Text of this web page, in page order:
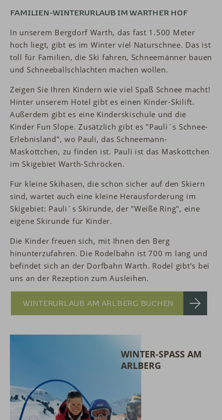
FAMILIEN-WINTERURLAUB IM WARTHER HOF
In unserem Bergdorf Warth, das fast 1.500 Meter
hoch liegt, gibt es im Winter viel Naturschnee. Das ist
toll für Familien, die Ski fahren, Schneemänner bauen
und Schneeballschlachten machen wollen.
Zeigen Sie Ihren Kindern wie viel Spaß Schnee macht!
Hinter unserem Hotel gibt es einen Kinder-Skilift.
Außerdem gibt es eine Kinderskischule und die
Kinder Fun Slope. Zusätzlich gibt es "Pauli´s Schnee-
Erlebnisland", wo Pauli, das Schneemann-
Maskottchen, zu finden ist. Pauli ist das Maskottchen
im Skigebiet Warth-Schröcken.
Für kleine Skihasen, die schon sicher auf den Skiern
sind, wartet auch eine kleine Herausforderung im
Skigebiet: Pauli´s Skirunde, der "Weiße Ring", eine
eigene Skirunde für Kinder.
Die Kinder freuen sich, mit Ihnen den Berg
hinunterzufahren. Die Rodelbahn ist 700 m lang und
befindet sich an der Dorfbahn Warth. Rodel gibt’s bei
uns an der Rezeption zum Ausleihen.
WINTERURLAUB AM ARLBERG BUCHEN
WINTER-SPASS AM A
RLBERG